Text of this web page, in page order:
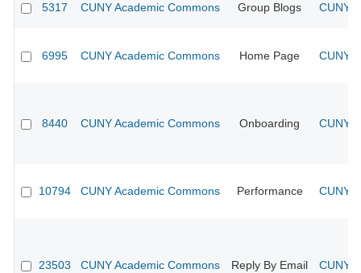
5317 CUNY Academic Commons Group Blogs CUNY
6995 CUNY Academic Commons Home Page CUNY
8440 CUNY Academic Commons Onboarding CUNY
10794 CUNY Academic Commons Performance CUNY
23503 CUNY Academic Commons Reply By Email CUNY